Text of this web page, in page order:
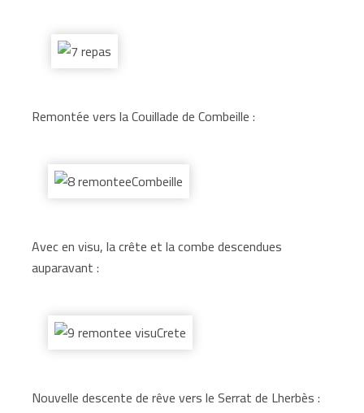
Remontée vers la Couillade de Combeille :
Avec en visu, la crête et la combe descendues
auparavant :
Nouvelle descente de rêve vers le Serrat de Lherbès :